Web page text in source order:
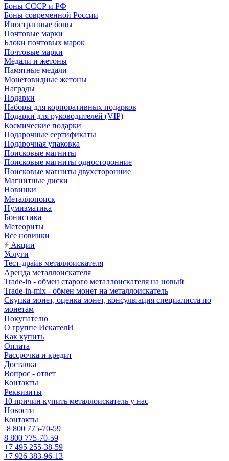
Боны СССР и РФ
Боны современной России
Иностранные боны
Почтовые марки
Блоки почтовых марок
Почтовые марки
Медали и жетоны
Памятные медали
Монетовидные жетоны
Награды
Подарки
Наборы для корпоративных подарков
Подарки для руководителей (VIP)
Космические подарки
Подарочные сертификаты
Подарочная упаковка
Поисковые магниты
Поисковые магниты односторонние
Поисковые магниты двухсторонние
Магнитные диски
Новинки
Металлопоиск
Нумизматика
Бонистика
Метеориты
Все новинки
Акции
Услуги
Тест-драйв металлоискателя
Аренда металлоискателя
Trade-in - обмен старого металлоискателя на новый
Trade-in-mix - обмен монет на металлоискатель
Скупка монет, оценка монет, консультация специалиста по
монетам
Покупателю
О группе ИскателИ
Как купить
Оплата
Рассрочка и кредит
Доставка
Вопрос - ответ
Контакты
Реквизиты
10 причин купить металлоискатель у нас
Новости
Контакты
8 800 775-70-59
8 800 775-70-59
+7 495 255-38-59
+7 926 383-96-13